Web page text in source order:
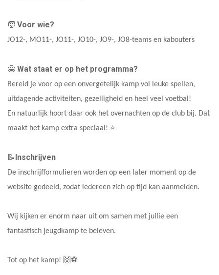
🧒 Voor wie?
JO12-, MO11-, JO11-, JO10-, JO9-, JO8-teams en kabouters
🤩 Wat staat er op het programma?
Bereid je voor op een onvergetelijk kamp vol leuke spellen,
uitdagende activiteiten, gezelligheid en heel veel voetbal!
En natuurlijk hoort daar ook het overnachten op de club bij. Dat
maakt het kamp extra speciaal! ⭐
📝Inschrijven
De inschrijfformulieren worden op een later moment op de
website gedeeld, zodat iedereen zich op tijd kan aanmelden.
Wij kijken er enorm naar uit om samen met jullie een
fantastisch jeugdkamp te beleven.
Tot op het kamp! 🙌⚽